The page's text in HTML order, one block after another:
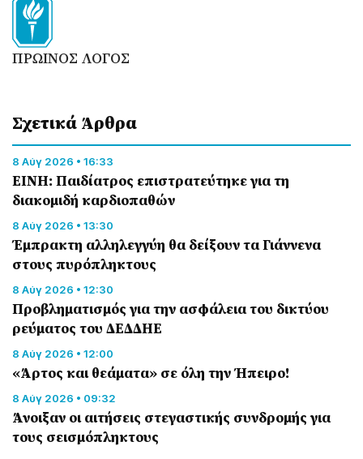
ΠΡΩΙΝΟΣ ΛΟΓΟΣ
Σχετικά Άρθρα
8 Αύγ 2026 • 16:33
ΕΙΝΗ: Παιδίατρος επιστρατεύτηκε για τη
διακομιδή καρδιοπαθών
8 Αύγ 2026 • 13:30
Έμπρακτη αλληλεγγύη θα δείξουν τα Γιάννενα
στους πυρόπληκτους
8 Αύγ 2026 • 12:30
Προβληματισμός για την ασφάλεια του δικτύου
ρεύματος του ΔΕΔΔΗΕ
8 Αύγ 2026 • 12:00
«Άρτος και θεάματα» σε όλη την Ήπειρο!
8 Αύγ 2026 • 09:32
Άνοιξαν οι αιτήσεις στεγαστικής συνδρομής για
τους σεισμόπληκτους